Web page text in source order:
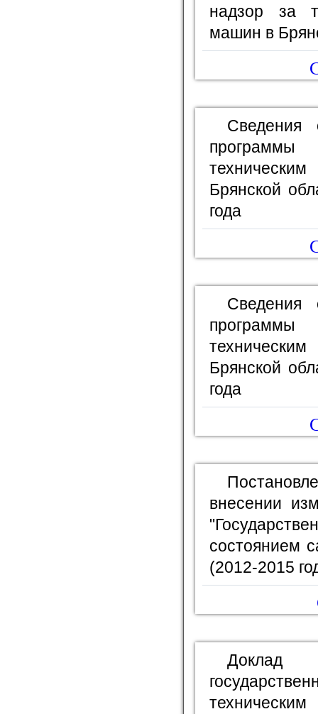
надзор за
машин в
Сведения
Брянской
года
Сведения
Брянской
года
внесении
состоянием
(2012-2015
Доклад